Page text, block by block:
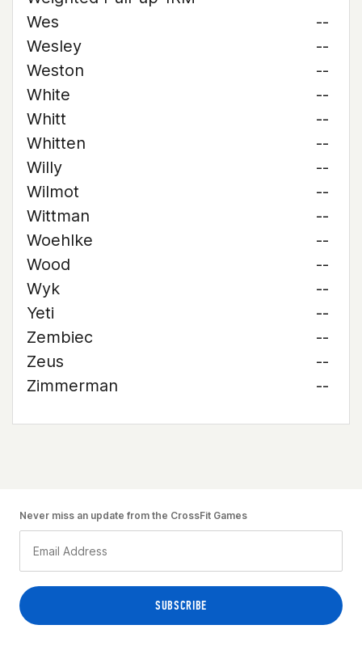
Wes
--
Wesley
--
Weston
--
White
--
Whitt
--
Whitten
--
Willy
--
Wilmot
--
Wittman
--
Woehlke
--
Wood
--
Wyk
--
Yeti
--
Zembiec
--
Zeus
--
Zimmerman
--
Never miss an update from the CrossFit Games